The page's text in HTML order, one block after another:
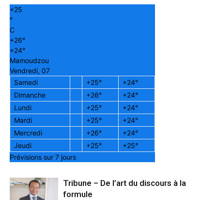
+25
°
C
+26°
+24°
Mamoudzou
Vendredi, 07
Samedi
+25° +24°
Dimanche
+26° +24°
Lundi
+25° +24°
Mardi
+25° +24°
Mercredi
+26° +24°
Jeudi
+25° +25°
Prévisions sur 7 jours
Tribune – De l’art du discours à la
formule